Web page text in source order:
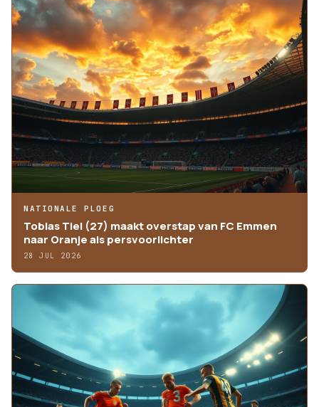
NATIONALE PLOEG
Tobias Tiel (27) maakt overstap van FC Emmen
naar Oranje als persvoorlichter
28 JUL 2026